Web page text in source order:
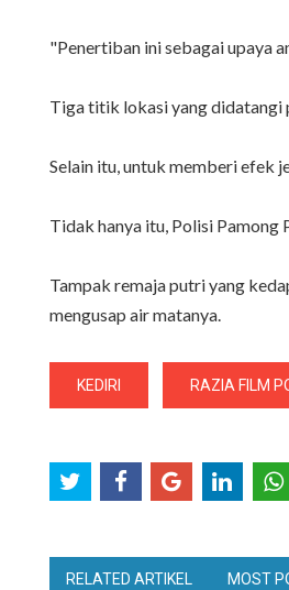
"Penertiban ini sebagai upaya
Tiga titik lokasi yang didatangi
Selain itu, untuk memberi efek
Tidak hanya itu, Polisi Pamong
Tampak remaja putri yang
mengusap air matanya.
KEDIRI RAZIA FILM
RELATED ARTIKEL MOST